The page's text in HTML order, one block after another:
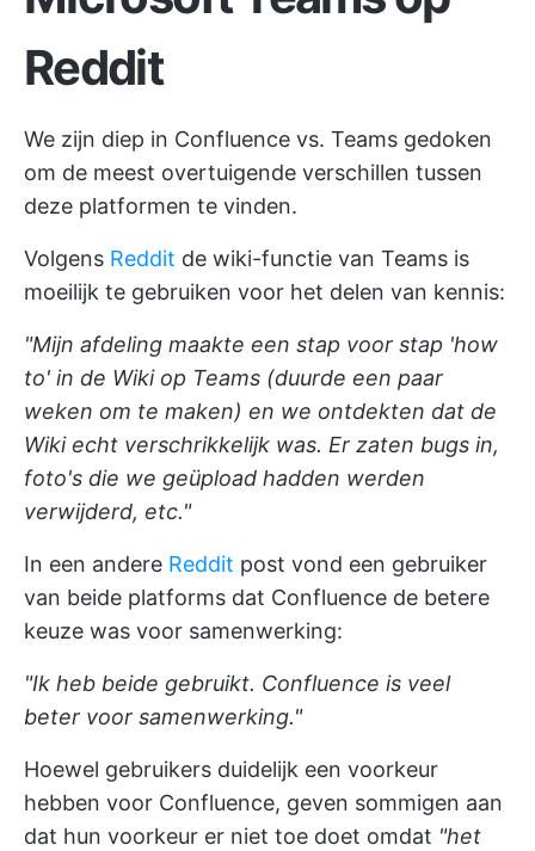
Reddit
We zijn diep in Confluence vs. Teams gedoken
om de meest overtuigende verschillen tussen
deze platformen te vinden.
Volgens Reddit de wiki-functie van Teams is
moeilijk te gebruiken voor het delen van kennis:
"Mijn afdeling maakte een stap voor stap 'how
to' in de Wiki op Teams (duurde een paar
weken om te maken) en we ontdekten dat de
Wiki echt verschrikkelijk was. Er zaten bugs in,
foto's die we geüpload hadden werden
verwijderd, etc."
In een andere Reddit post vond een gebruiker
van beide platforms dat Confluence de betere
keuze was voor samenwerking:
"Ik heb beide gebruikt. Confluence is veel
beter voor samenwerking."
Hoewel gebruikers duidelijk een voorkeur
hebben voor Confluence, geven sommigen aan
dat hun voorkeur er niet toe doet omdat "het